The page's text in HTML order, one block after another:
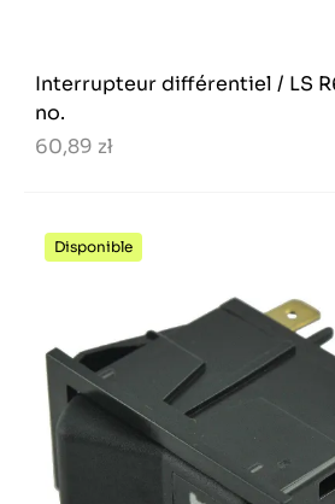
Interrupteur différentiel / LS
no.
60,89 zł
Disponible